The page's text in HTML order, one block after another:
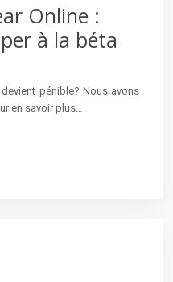
Online :
à la béta
pénible? Nous avons
en savoir plus…